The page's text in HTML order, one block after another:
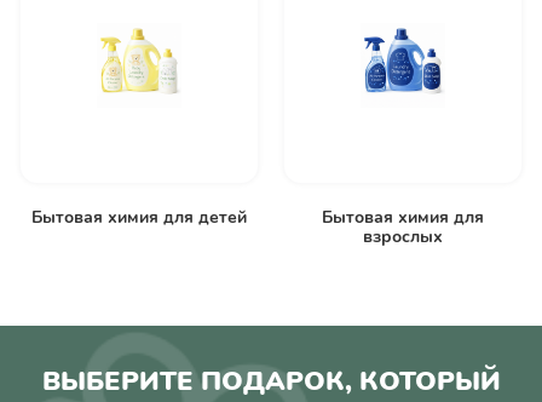
Бытовая химия для детей
Бытовая химия для
взрослых
ВЫБЕРИТЕ ПОДАРОК, КОТОРЫЙ